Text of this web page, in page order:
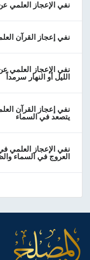
نفي الإعجاز العلمي
نفي إعجاز القرآن
نفي الإعجاز العلمي
الليل أو النهار سرمداً
نفي إعجاز القرآن
يتصعد في السماء
نفي الإعجاز العلمي
العروج في السماء